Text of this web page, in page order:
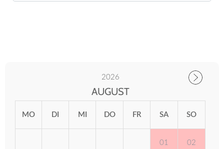
2026
AUGUST
MO DI MI DO FR SA SO
01 02